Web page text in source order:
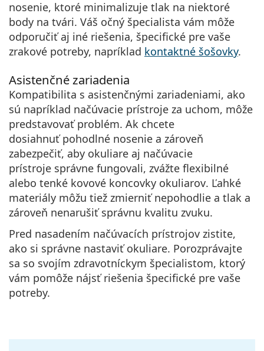
nosenie, ktoré minimalizuje tlak na niektoré
body na tvári. Váš očný špecialista vám môže
odporučiť aj iné riešenia, špecifické pre vaše
zrakové potreby, napríklad kontaktné šošovky.
Asistenčné zariadenia
Kompatibilita s asistenčnými zariadeniami, ako
sú napríklad načúvacie prístroje za uchom, môže
predstavovať problém. Ak chcete
dosiahnuť pohodlné nosenie a zároveň
zabezpečiť, aby okuliare aj načúvacie
prístroje správne fungovali, zvážte flexibilné
alebo tenké kovové koncovky okuliarov. Ľahké
materiály môžu tiež zmierniť nepohodlie a tlak a
zároveň nenarušiť správnu kvalitu zvuku.
Pred nasadením načúvacích prístrojov zistite,
ako si správne nastaviť okuliare. Porozprávajte
sa so svojím zdravotníckym špecialistom, ktorý
vám pomôže nájsť riešenia špecifické pre vaše
potreby.